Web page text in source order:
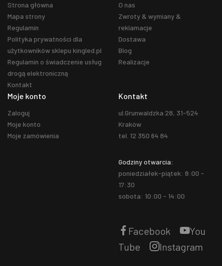
Strona główna
Mapa strony
Regulamin
Polityka prywatności dla
użytkowników sklepu kingled.pl
Regulamin o świadczenie usług
drogą elektroniczną
Kontakt
O nas
Zwroty & wymiany &
reklamacje
Dostawa
Blog
Realizacje
Moje konto
Zaloguj
Moje konto
Moje zamówienia
Kontakt
ul.Grunwaldzka 28, 31-524
Kraków
tel. 12 350 64 84
Godziny otwarcia:
poniedziałek-piątek: 8:00 -
17:30
sobota: 10:00 - 14:00
Facebook
You
Tube
Instagram